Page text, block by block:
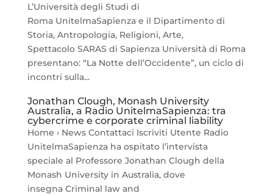
L’Università degli Studi di
Roma UnitelmaSapienza e il Dipartimento di
Storia, Antropologia, Religioni, Arte,
Spettacolo SARAS di Sapienza Università di Roma
presentano: “La Notte dell’Occidente”, un ciclo di
incontri sulla...
Jonathan Clough, Monash University
Australia, a Radio UnitelmaSapienza: tra
cybercrime e corporate criminal liability
Home › News Contattaci Iscriviti Utente Radio
UnitelmaSapienza ha ospitato l’intervista
speciale al Professore Jonathan Clough della
Monash University in Australia, dove
insegna Criminal law and